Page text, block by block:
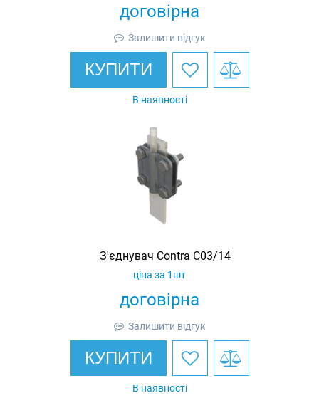
договірна
Залишити відгук
КУПИТИ
В наявності
З'єднувач Contra C03/14
договірна
ціна за 1шт
Залишити відгук
КУПИТИ
В наявності